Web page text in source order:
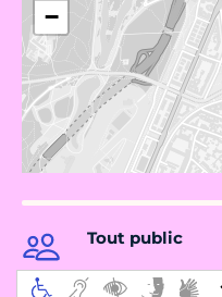
−
Tout public